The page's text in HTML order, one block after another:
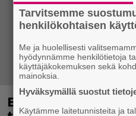
Eppu Normaalin
Tarvitsemme
henkilökohtaisen
Me ja huolellisesti
hyödynnämme henkilötietoja
käyttäjäkokemuksen sekä
mainoksia.
Hyväksymällä suostut
Käytämme laitetunnisteita ja